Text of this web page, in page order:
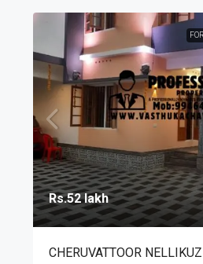
Rs.52 lakh
CHERUVATTOOR